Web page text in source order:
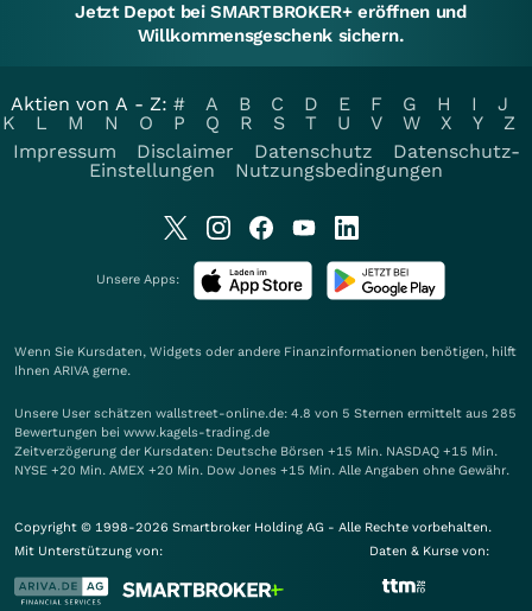
Jetzt Depot bei SMARTBROKER+ eröffnen und
Willkommensgeschenk sichern.
Aktien von A - Z: # A B C D E F G H I
J
K
L M N O P Q R S T U V W X Y
Z
Impressum
Disclaimer Datenschutz
Datenschutz-
Einstellungen
Nutzungsbedingungen
Unsere Apps:
Wenn Sie Kursdaten, Widgets oder andere Finanzinformationen benötigen, hilft
Ihnen ARIVA gerne.
Unsere User schätzen wallstreet-online.de: 4.8 von 5 Sternen ermittelt aus 285
Bewertungen bei www.kagels-trading.de
Zeitverzögerung der Kursdaten: Deutsche Börsen +15 Min. NASDAQ +15 Min.
NYSE +20 Min. AMEX +20 Min. Dow Jones +15 Min. Alle Angaben ohne Gewähr.
Copyright © 1998-2026 Smartbroker Holding AG - Alle Rechte vorbehalten.
Mit Unterstützung von:
Daten & Kurse von: